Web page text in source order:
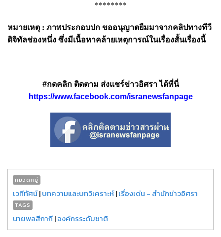
********
หมายเหตุ : ภาพประกอบปก ขออนุญาตยืมมาจากคลิปทางทีวี
ดิจิทัลช่องหนึ่ง ซึ่งมีเนื้อหาคล้ายเหตุการณ์ในเรื่องสั้นเรื่องนี้
#กดคลิก ติดตาม ส่งแชร์ข่าวอิศรา ได้ที่นี่
https://www.facebook.com/isranewsfanpage
หมวดหมู่
เวทีทัศน์|บทความและบทวิเคราะห์|เรื่องเด่น - สำนักข่าวอิศรา
TAGS
นายพลสีกากี|องค์กรระดับชาติ